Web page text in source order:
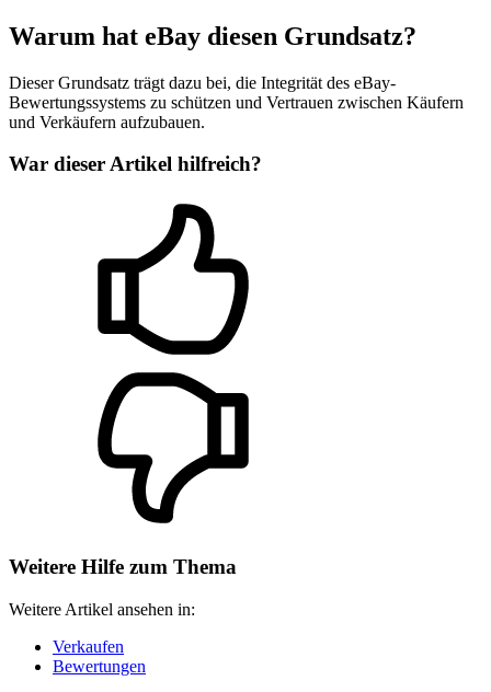
Warum hat eBay diesen Grundsatz?
Dieser Grundsatz trägt dazu bei, die Integrität des eBay-
Bewertungssystems zu schützen und Vertrauen zwischen Käufern
und Verkäufern aufzubauen.
War dieser Artikel hilfreich?
Weitere Hilfe zum Thema
Weitere Artikel ansehen in:
Verkaufen
Bewertungen